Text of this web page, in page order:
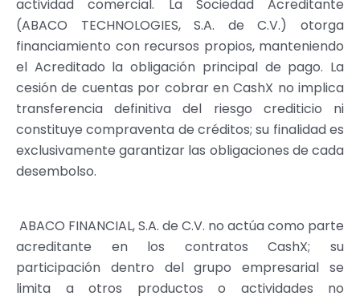
actividad comercial. La Sociedad Acreditante
(ABACO TECHNOLOGIES, S.A. de C.V.) otorga
financiamiento con recursos propios, manteniendo
el Acreditado la obligación principal de pago. La
cesión de cuentas por cobrar en CashX no implica
transferencia definitiva del riesgo crediticio ni
constituye compraventa de créditos; su finalidad es
exclusivamente garantizar las obligaciones de cada
desembolso.
ABACO FINANCIAL, S.A. de C.V. no actúa como parte
acreditante en los contratos CashX; su
participación dentro del grupo empresarial se
limita a otros productos o actividades no